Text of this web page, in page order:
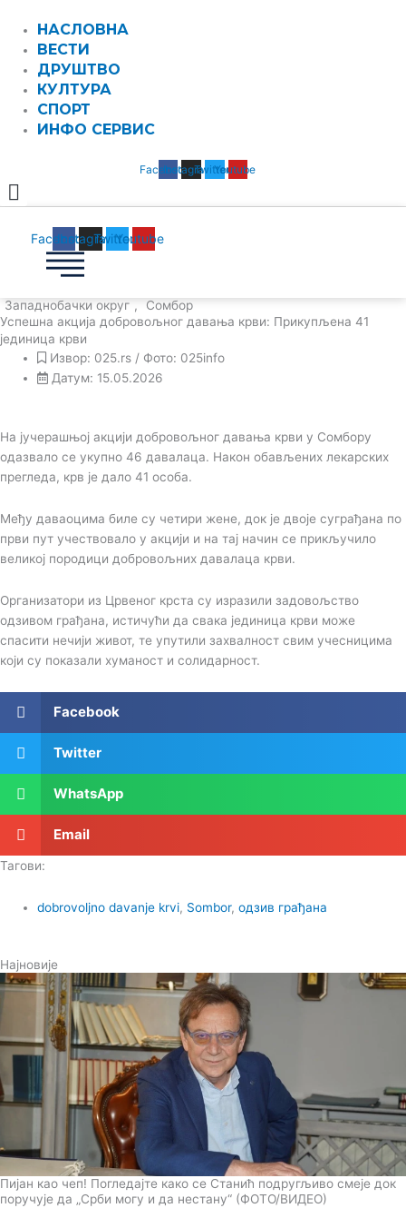
садржај
НАСЛОВНА
ВЕСТИ
ДРУШТВО
КУЛТУРА
СПОРТ
ИНФО СЕРВИС
Facebook
InstagramTwitterYoutube
Facebook
Instagram
TwitterYoutube
Западнобачки округ ,
Сомбор
Успешна акција добровољног давања крви: Прикупљена 41
јединица крви
Извор: 025.rs / Фото: 025info
Датум: 15.05.2026
На јучерашњој акцији добровољног давања крви у Сомбору
одазвало се укупно 46 давалаца. Након обављених лекарских
прегледа, крв је дало 41 особа.
Међу даваоцима биле су четири жене, док је двоје суграђана по
први пут учествовало у акцији и на тај начин се прикључило
великој породици добровољних давалаца крви.
Организатори из Црвеног крста су изразили задовољство
одзивом грађана, истичући да свака јединица крви може
спасити нечији живот, те упутили захвалност свим учесницима
који су показали хуманост и солидарност.
Facebook
Twitter
WhatsApp
Email
Тагови:
dobrovoljno davanje krvi, Sombor,одзив грађана
Најновије
Пијан као чеп! Погледајте како се Станић подругљиво смеје док
поручује да „Срби могу и да нестану“ (ФОТО/ВИДЕО)